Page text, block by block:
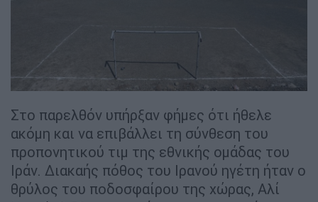
Στο παρελθόν υπήρξαν φήμες ότι ήθελε
ακόμη και να επιβάλλει τη σύνθεση του
προπονητικού τιμ της εθνικής ομάδας του
Ιράν. Διακαής πόθος του Ιρανού ηγέτη ήταν ο
θρύλος του ποδοσφαίρου της χώρας, Αλί